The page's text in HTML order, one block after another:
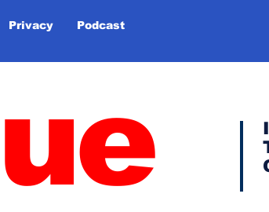
Privacy Podcast